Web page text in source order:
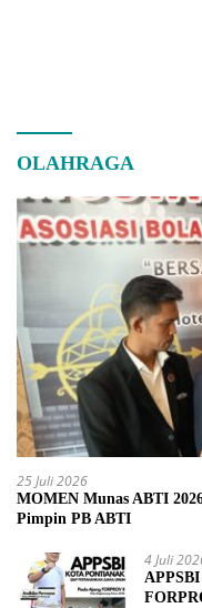
OLAHRAGA
25 Juli 2026
MOMEN Munas ABTI
Pimpin PB ABTI
4 Juli